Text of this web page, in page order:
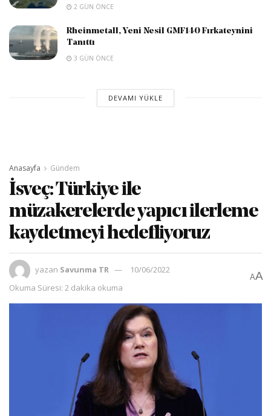
2 GÜN ÖNCE
Rheinmetall, Yeni Nesil GMF140 Fırkateynini
Tanıttı
3 GÜN ÖNCE
DEVAMI YÜKLE
Anasayfa Gündem
İsveç: Türkiye ile
müzakerelerde yapıcı ilerleme
kaydetmeyi hedefliyoruz
yazan Savunma TR
10/06/2022
Okuma Süresi: 2 dakika okuma
AA